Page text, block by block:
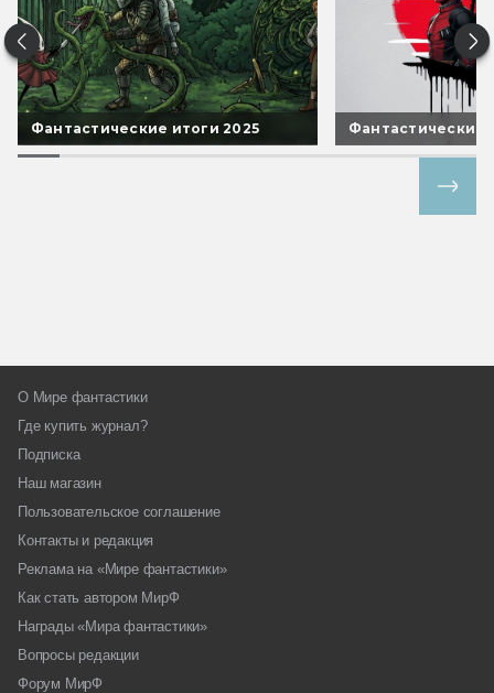
Фантастические итоги 2025 Фантастические
О Мире фантастики
Где купить журнал?
Подписка
Наш магазин
Пользовательское соглашение
Контакты и редакция
Реклама на «Мире фантастики»
Как стать автором МирФ
Награды «Мира фантастики»
Вопросы редакции
Форум МирФ